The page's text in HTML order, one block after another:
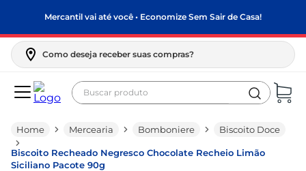
Mercantil vai até você • Economize Sem Sair de Casa!
Como deseja receber suas compras?
Buscar produto
Mercearia Bomboniere Biscoito Doce
Biscoito Recheado Negresco Chocolate Recheio Limão
Siciliano Pacote 90g
biscoito
frango